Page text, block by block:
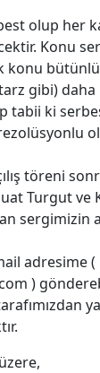
olup her
Konu
konu
gibi) daha
tabii ki
töreni
Turgut ve
sergimizin
adresime (
)